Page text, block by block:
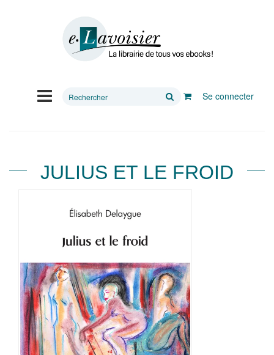
Rechercher
Se connecter
JULIUS ET LE FROID